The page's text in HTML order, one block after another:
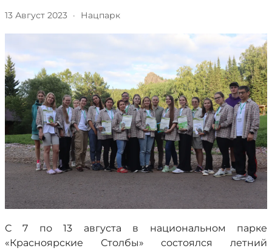
13 Август 2023 · Нацпарк
С 7 по 13 августа в национальном парке
«Красноярские Столбы» состоялся летний